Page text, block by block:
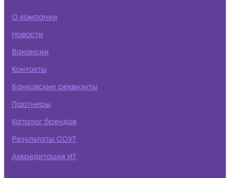
О компании
Новости
Вакансии
Контакты
Банковские реквизиты
Партнеры
Каталог брендов
Результаты СОУТ
Аккредитация ИТ